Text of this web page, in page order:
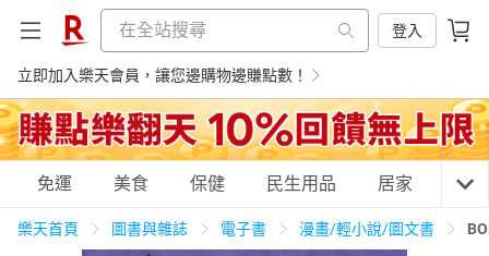
登入
立即加入樂天會員，讓您邊購物邊賺點數！
購物網分類
免運 美食 保健 民生用品 居家 3C
樂天首頁 圖書與雜誌 電子書 漫畫/輕小說/圖文書